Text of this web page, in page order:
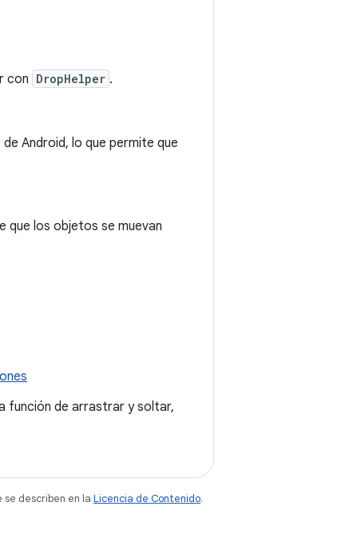
con DropHelper .
Android, lo que permite que
que los objetos se muevan
función de arrastrar y soltar,
describen en la Licencia de Contenido.